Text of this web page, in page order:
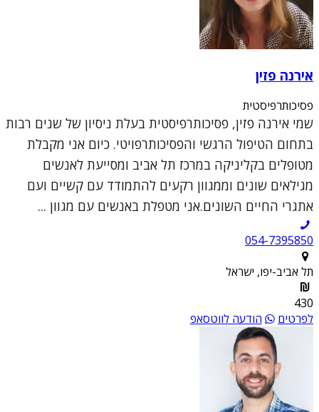
אירנה פזין
פסיכותרפיסטית
שמי אירנה פזין, פסיכותרפיסטית בעלת ניסיון של שנים רבות
בתחום הטיפול הרגשי והפסיכותרפויטי. כיום אני מקבלת
מטופלים בקליניקה במרכז תל אביב ומסייעת לאנשים
מגילאים שונים וממגוון רקעים להתמודד עם קשיים ועם
אתגרי החיים השונים.אני מטפלת באנשים עם מגוון ...
054-7395850
תל אביב-יפו, ישראל
430
לפרטים
הודעה לווטסאפ